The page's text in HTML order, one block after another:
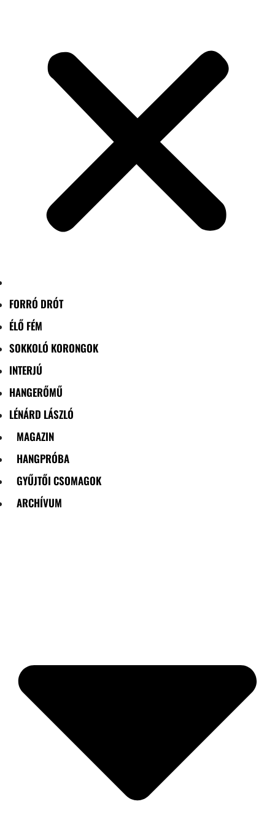
FORRÓ DRÓT
ÉLŐ FÉM
SOKKOLÓ KORONGOK
INTERJÚ
HANGERŐMŰ
LÉNÁRD LÁSZLÓ
MAGAZIN
HANGPRÓBA
GYŰJTŐI CSOMAGOK
ARCHÍVUM